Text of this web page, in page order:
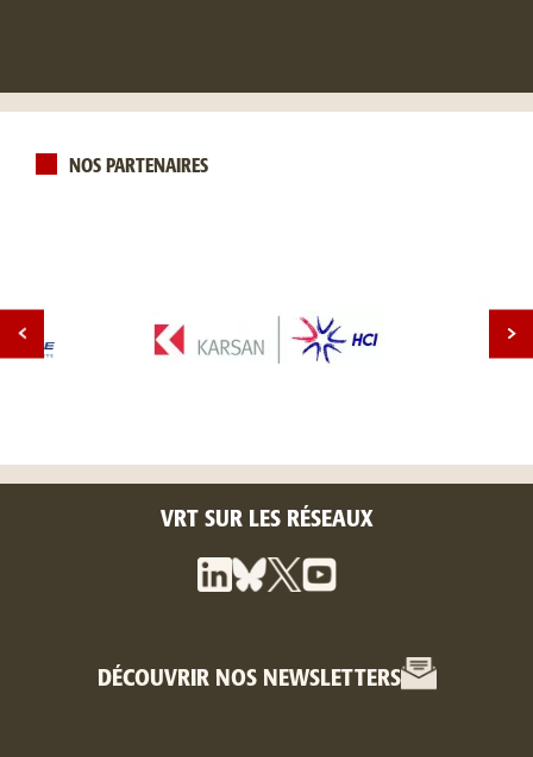
NOS PARTENAIRES
VRT SUR LES RÉSEAUX
DÉCOUVRIR NOS NEWSLETTERS